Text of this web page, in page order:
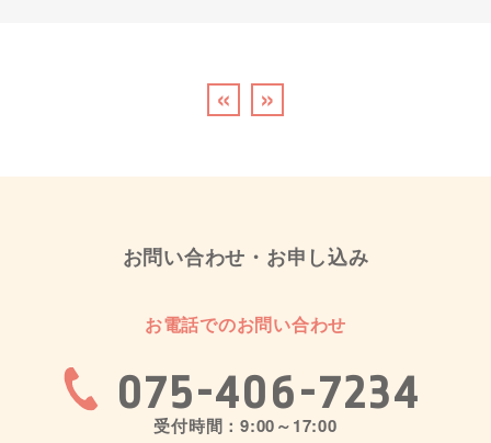
« »
お問い合わせ・お申し込み
お電話でのお問い合わせ
075-406-7234
受付時間：9:00～17:00